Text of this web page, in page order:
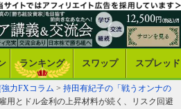
ランキング スワップ スプレッド
力FXコラム > 持田有紀子の「戦うオンナの
用とドル金利の上昇材料が続く、リスク回避